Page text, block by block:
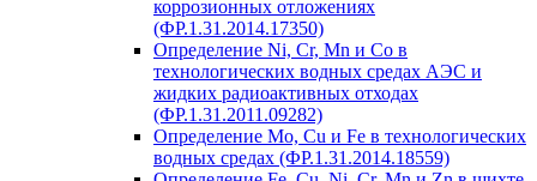
коррозионных отложениях
(ФР.1.31.2014.17350)
Определение Ni, Cr, Mn и Co в
технологических водных средах АЭС и
жидких радиоактивных отходах
(ФР.1.31.2011.09282)
Определение Mo, Cu и Fe в технологических
водных средах (ФР.1.31.2014.18559)